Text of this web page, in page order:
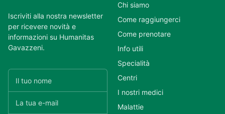
Iscriviti alla nostra newsletter
per ricevere novità e
informazioni su Humanitas
Gavazzeni.
Chi siamo
Come raggiungerci
Come prenotare
Info utili
Specialità
Centri
I nostri medici
Malattie